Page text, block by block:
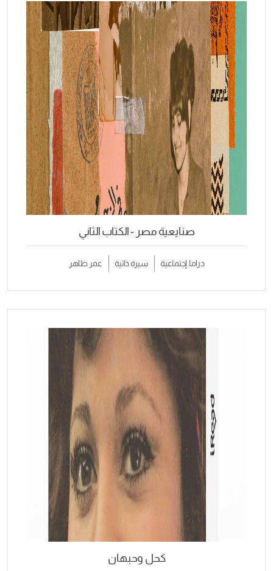
صنايعية مصر - الكتاب الثاني
دراما إجتماعية سيرة ذاتية عمر طاهر
كحل وحبهان